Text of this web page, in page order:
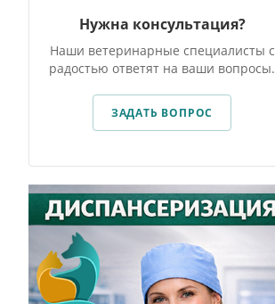
Нужна консультация?
Наши ветеринарные специалисты с
радостью ответят на ваши вопросы.
ЗАДАТЬ ВОПРОС